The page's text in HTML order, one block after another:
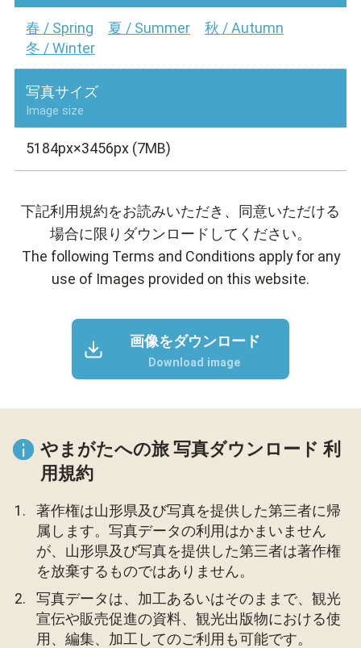
春 / Spring 夏 / Summer
秋 / Autumn
冬 / Winter
写真サイズ
Image size
5184px×3456px (7MB)
下記利用規約をお読みいただき、同意いただける
場合に限りダウンロードしてください。
The following Terms and Conditions apply for any
use of Images provided on this website.
画像をダウンロード
Download image
やまがたへの旅 写真ダウンロード 利
用規約
著作権は山形県及び写真を提供した第三者に帰
属します。写真データの利用はかまいません
が、山形県及び写真を提供した第三者は著作権
を放棄するものではありません。
写真データは、加工あるいはそのままで、観光
宣伝や販売促進の資料、観光出版物における使
用、編集、加工してのご利用も可能です。